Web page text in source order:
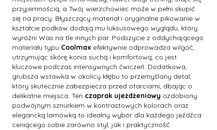
przyjemnością, a Twój wierzchowiec może w pełni skupić
się na pracy. Błyszczący materiał i oryginalne pikowanie w
kształcie podków dodają mu luksusowego wyglądu, który
wyróżni Was na tle innych par. Podszycie z oddychającego
materiału typu Coolmax efektywnie odprowadza wilgoć,
utrzymując skórę konia suchą i komfortową, co jest
kluczowe podczas intensywnych ćwiczeń. Dodatkowa,
grubsza wstawka w okolicy kłębu to przemyślany detal,
który skutecznie zabezpiecza przed otarciami, dbając o
delikatne miejsca. Ten czaprak ujeżdżeniowy ozdobiony
podwójnym sznurkiem w kontrastowych kolorach oraz
elegancką lamówką to idealny wybór dla każdego jeźdźca
ceniącego sobie zarówno styl, jak i praktyczność.